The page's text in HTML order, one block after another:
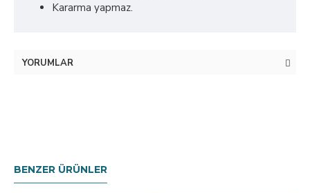
Kararma yapmaz.
YORUMLAR
BENZER ÜRÜNLER